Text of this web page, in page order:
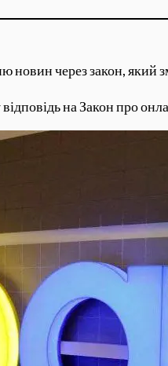
через закон, який
на Закон про